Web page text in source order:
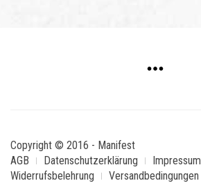
Copyright © 2016 - Manifest
AGB
Datenschutzerklärung Impressum
Widerrufsbelehrung
Versandbedingungen